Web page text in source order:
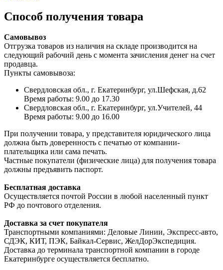
Способ получения товара
Самовывоз
Отгрузка товаров из наличия на складе производится на
следующий рабочий день с момента зачисления денег на счет
продавца.
Пункты самовывоза:
Свердловская обл., г. Екатеринбург, ул.Шефская, д.62
Время работы: 9.00 до 17.30
Свердловская обл., г. Екатеринбург, ул.Учителей, 44
Время работы: 9.00 до 16.00
При получении товара, у представителя юридического лица
должна быть доверенность с печатью от компании-
плательщика или сама печать.
Частные покупатели (физические лица) для получения товара
должны предъявить паспорт.
Бесплатная доставка
Осуществляется почтой России в любой населенный пункт
РФ до почтового отделения.
Доставка за счет покупателя
Транспортными компаниями: Деловые Линии, Экспресс-авто,
СДЭК, КИТ, ПЭК, Байкал-Сервис, ЖелДорЭкспедиция.
Доставка до терминала транспортной компании в городе
Екатеринбурге осуществляется бесплатно.